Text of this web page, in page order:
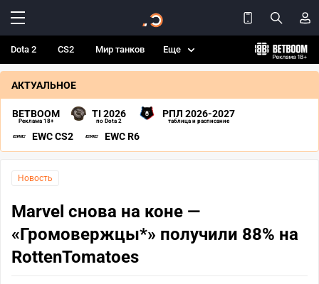
Dota 2 CS2 Мир танков Еще
АКТУАЛЬНОЕ
BETBOOM
Реклама 18+
TI 2026
по Dota 2
РПЛ 2026-2027
таблица и расписание
EWC CS2 EWC R6
Новость
Marvel снова на коне —
«Громовержцы*» получили 88% на
RottenTomatoes